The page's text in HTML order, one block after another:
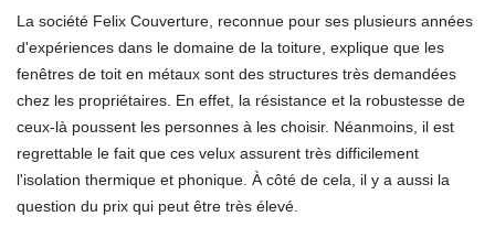
La société Felix Couverture, reconnue pour ses plusieurs années
d'expériences dans le domaine de la toiture, explique que les
fenêtres de toit en métaux sont des structures très demandées
chez les propriétaires. En effet, la résistance et la robustesse de
ceux-là poussent les personnes à les choisir. Néanmoins, il est
regrettable le fait que ces velux assurent très difficilement
l'isolation thermique et phonique. À côté de cela, il y a aussi la
question du prix qui peut être très élevé.